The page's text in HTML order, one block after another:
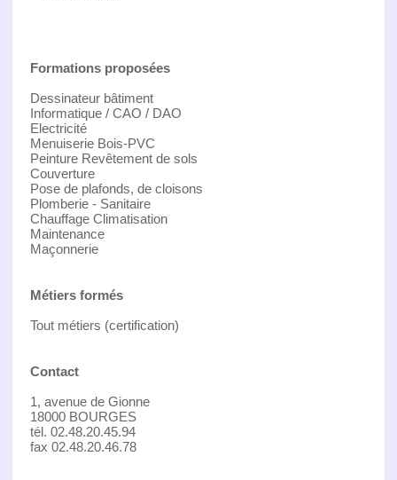
Formations proposées
Dessinateur bâtiment
Informatique / CAO / DAO
Electricité
Menuiserie Bois-PVC
Peinture Revêtement de sols
Couverture
Pose de plafonds, de cloisons
Plomberie - Sanitaire
Chauffage Climatisation
Maintenance
Maçonnerie
Métiers formés
Tout métiers (certification)
Contact
1, avenue de Gionne
18000 BOURGES
tél. 02.48.20.45.94
fax 02.48.20.46.78